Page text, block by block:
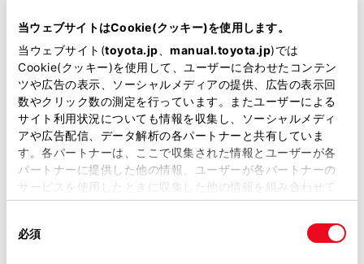
当ウェブサイトはCookie(クッキー)を使用します。
当ウェブサイト(toyota.jp manual.toyota.jp)では
Cookie(クッキー)を使用して、ユーザーに合わせたコンテン
ツや広告の表示、ソーシャルメディアの提供、広告の表示回
数やクリック数の測定を行っています。またユーザーによる
サイト利用状況についても情報を収集し、ソーシャルメディ
アや広告配信、データ解析の各パートナーと共有していま
す。各パートナーは、ここで収集された情報とユーザーが各
パートナーに提供した他の情報、ユーザーが各パートナーの
サービスを使用したときに収集した他の情報を組み合わせて
使用することがあります。当ウェブサイトの使用を続行する
必須
各種お問い合わせ
082-735-6180